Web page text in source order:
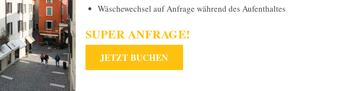
Wäschewechsel auf Anfrage während des Aufenthaltes
SUPER ANFRAGE!
JETZT BUCHEN